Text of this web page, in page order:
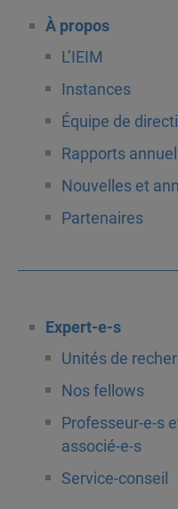
À propos
L’IEIM
Instances
Équipe de
Rapports
Nouvelles et
Partenaires
Expert-e-s
Unités de
Nos fellows
Professeur-e-s
associé-e-s
Service-conseil